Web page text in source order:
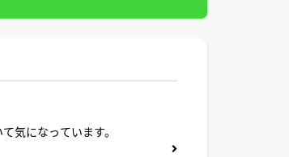
気になっています。